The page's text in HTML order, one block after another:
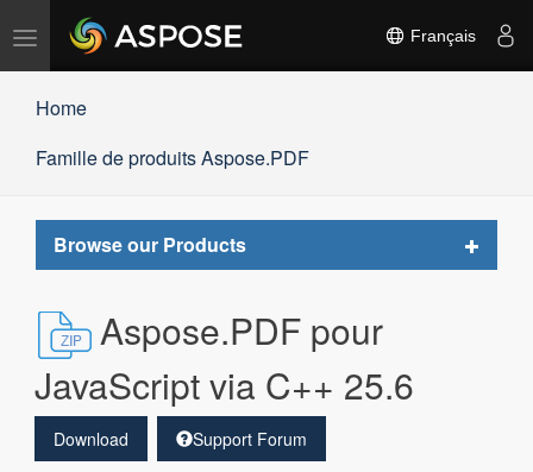
Basculer
Français
Home
Famille de produits Aspose.PDF
Browse our Products
Toggle
Aspose.PDF pour
JavaScript via C++ 25.6
Download Support Forum